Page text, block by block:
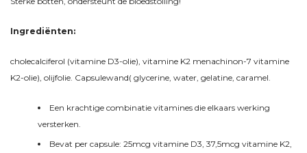
Ingrediënten:
cholecalciferol (vitamine D3-olie), vitamine K2 menachinon-7 vitamine
K2-olie), olijfolie. Capsulewand( glycerine, water, gelatine, caramel.
Een krachtige combinatie vitamines die elkaars werking
versterken.
Bevat per capsule: 25mcg vitamine D3, 37,5mcg vitamine K2,